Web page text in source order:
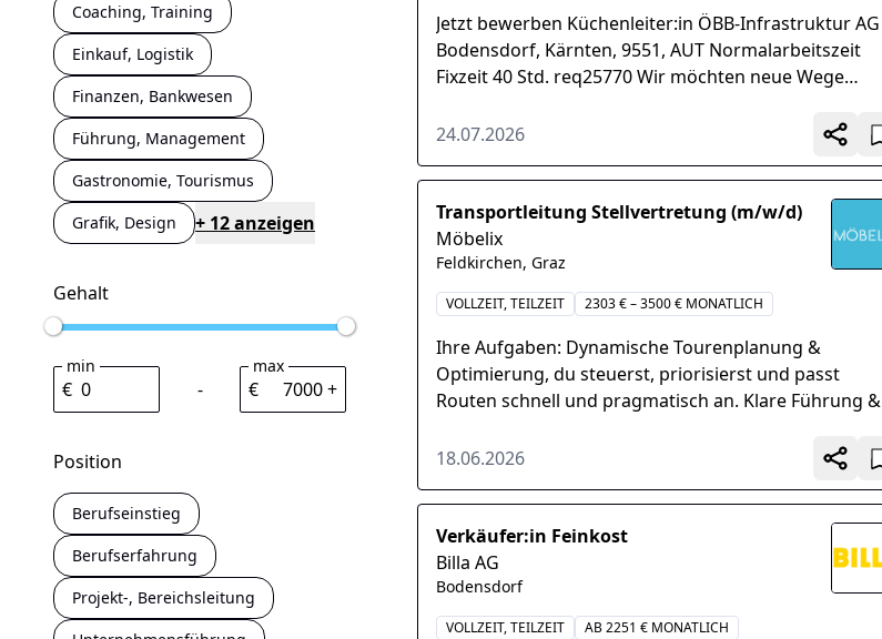
Coaching, Training
Einkauf, Logistik
Finanzen, Bankwesen
Führung, Management
Gastronomie, Tourismus
Grafik, Design
+ 12 anzeigen
Gehalt
€
min
- € +
max
Position
Berufseinstieg
Berufserfahrung
Projekt-, Bereichsleitung
Jetzt bewerben Küchenleiter:in ÖBB-Infrastruktur AG
Bodensdorf, Kärnten, 9551, AUT Normalarbeitszeit
Fixzeit 40 Std. req25770 Wir möchten neue Wege
24.07.2026
Transportleitung Stellvertretung (m/w/d)
Möbelix
Feldkirchen, Graz
VOLLZEIT, TEILZEIT 2303 € – 3500 € MONATLICH
Ihre Aufgaben: Dynamische Tourenplanung &
Optimierung, du steuerst, priorisierst und passt
Routen schnell und pragmatisch an. Klare Führung &
leitest...
18.06.2026
Verkäufer:in Feinkost
Billa AG
Bodensdorf
VOLLZEIT, TEILZEIT AB 2251 € MONATLICH